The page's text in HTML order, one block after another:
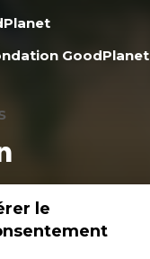
le
GoodPlanet
NEWSLETTER